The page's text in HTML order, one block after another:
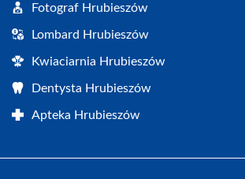
Fotograf Hrubieszów
Lombard Hrubieszów
Kwiaciarnia Hrubieszów
Dentysta Hrubieszów
Apteka Hrubieszów